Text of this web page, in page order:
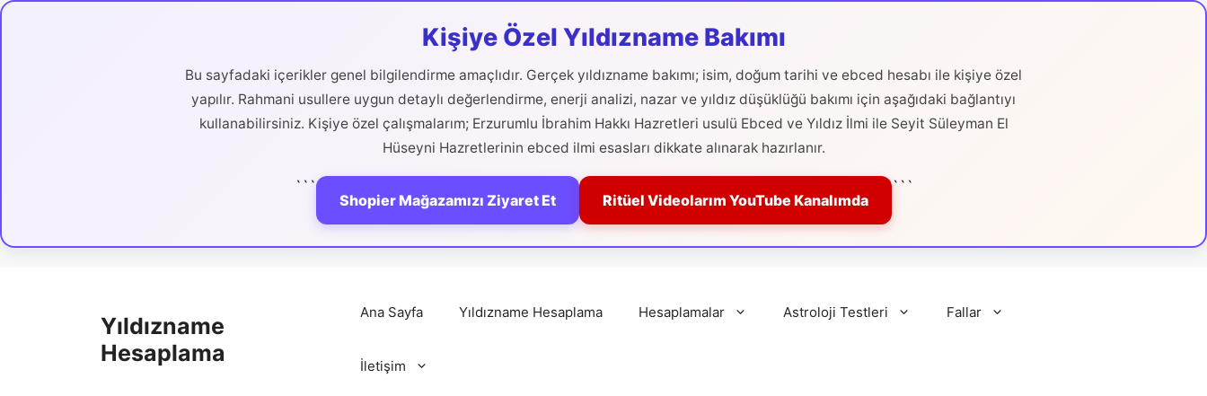
Kişiye Özel Yıldızname Bakımı
Bu sayfadaki içerikler genel bilgilendirme amaçlıdır. Gerçek yıldızname bakımı; isim, doğum tarihi ve ebced hesabı ile kişiye özel
yapılır. Rahmani usullere uygun detaylı değerlendirme, enerji analizi, nazar ve yıldız düşüklüğü bakımı için aşağıdaki bağlantıyı
kullanabilirsiniz. Kişiye özel çalışmalarım; Erzurumlu İbrahim Hakkı Hazretleri usulü Ebced ve Yıldız İlmi ile Seyit Süleyman El
Hüseyni Hazretlerinin ebced ilmi esasları dikkate alınarak hazırlanır.
```
Shopier Mağazamızı Ziyaret Et Ritüel Videolarım YouTube Kanalımda
```
Yıldızname
Hesaplama
Ana Sayfa Yıldızname Hesaplama Hesaplamalar Astroloji Testleri Fallar
İletişim